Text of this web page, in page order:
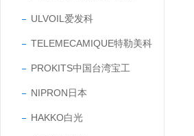
ULVOIL爱发科
TELEMECAMIQUE特勒美科
PROKITS中国台湾宝工
NIPRON日本
HAKKO白光